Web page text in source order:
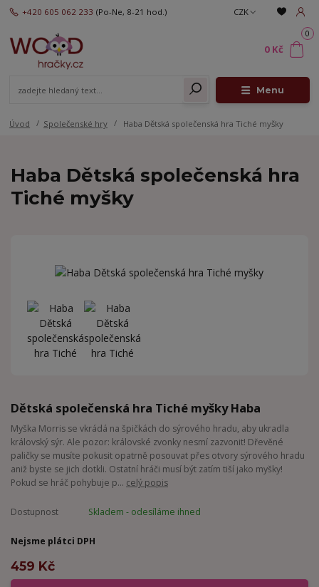
Menu
CZK
+420 605 062 233 (Po-Ne, 8-21 hod.)
0
0 Kč
Úvod Společenské hry Haba Dětská společenská hra Tiché myšky
Haba Dětská společenská hra
Tiché myšky
Dětská společenská hra Tiché myšky Haba
Myška Morris se vkrádá na špičkách do sýrového hradu, aby ukradla
královský sýr. Ale pozor: královské zvonky nesmí zazvonit! Dřevěné
paličky se musíte pokusit opatrně posouvat přes otvory sýrového hradu
aniž byste se jich dotkli. Ostatní hráči musí být zatím tiší jako myšky!
Pokud se hráč pohybuje p... celý popis
Dostupnost Skladem - odesíláme ihned
Nejsme plátci DPH
459 Kč